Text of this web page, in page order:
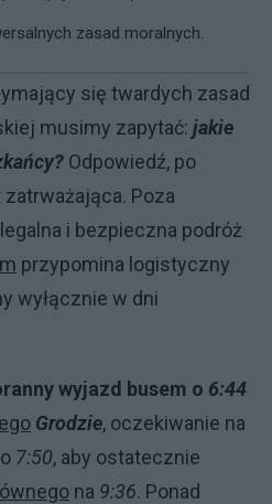
zasad moralnych.
się twardych zasad
musimy zapytać: jakie
Odpowiedź, po
Poza
i bezpieczna podróż
przypomina logistyczny
wyłącznie w dni
wyjazd busem o 6:44
Grodzie, oczekiwanie na
7:50, aby ostatecznie
na 9:36. Ponad